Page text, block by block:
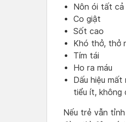
Nôn ói tất cả
Co giật
Sốt cao
Khó thở, thở
Tím tái
Ho ra máu
Dấu hiệu
tiểu ít, không
Nếu trẻ vẫn